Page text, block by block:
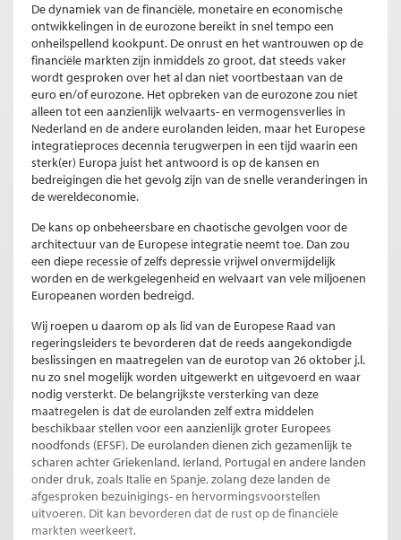
De dynamiek van de financiële, monetaire en economische
ontwikkelingen in de eurozone bereikt in snel tempo een
onheilspellend kookpunt. De onrust en het wantrouwen op de
financiële markten zijn inmiddels zo groot, dat steeds vaker
wordt gesproken over het al dan niet voortbestaan van de
euro en/of eurozone. Het opbreken van de eurozone zou niet
alleen tot een aanzienlijk welvaarts- en vermogensverlies in
Nederland en de andere eurolanden leiden, maar het Europese
integratieproces decennia terugwerpen in een tijd waarin een
sterk(er) Europa juist het antwoord is op de kansen en
bedreigingen die het gevolg zijn van de snelle veranderingen in
de wereldeconomie.
De kans op onbeheersbare en chaotische gevolgen voor de
architectuur van de Europese integratie neemt toe. Dan zou
een diepe recessie of zelfs depressie vrijwel onvermijdelijk
worden en de werkgelegenheid en welvaart van vele miljoenen
Europeanen worden bedreigd.
Wij roepen u daarom op als lid van de Europese Raad van
regeringsleiders te bevorderen dat de reeds aangekondigde
beslissingen en maatregelen van de eurotop van 26 oktober j.l.
nu zo snel mogelijk worden uitgewerkt en uitgevoerd en waar
nodig versterkt. De belangrijkste versterking van deze
maatregelen is dat de eurolanden zelf extra middelen
beschikbaar stellen voor een aanzienlijk groter Europees
noodfonds (EFSF). De eurolanden dienen zich gezamenlijk te
scharen achter Griekenland, Ierland, Portugal en andere landen
onder druk, zoals Italie en Spanje, zolang deze landen de
afgesproken bezuinigings- en hervormingsvoorstellen
uitvoeren. Dit kan bevorderen dat de rust op de financiële
markten weerkeert.